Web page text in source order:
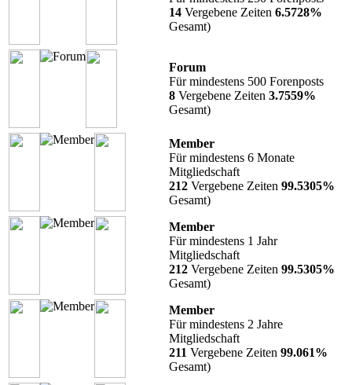
14 Vergebene Zeiten 6.5728%
Gesamt)
Forum
Für mindestens 500 Forenposts
8 Vergebene Zeiten 3.7559%
Gesamt)
Member
Für mindestens 6 Monate
Mitgliedschaft
212 Vergebene Zeiten 99.5305%
Gesamt)
Member
Für mindestens 1 Jahr
Mitgliedschaft
212 Vergebene Zeiten 99.5305%
Gesamt)
Member
Für mindestens 2 Jahre
Mitgliedschaft
211 Vergebene Zeiten 99.061%
Gesamt)